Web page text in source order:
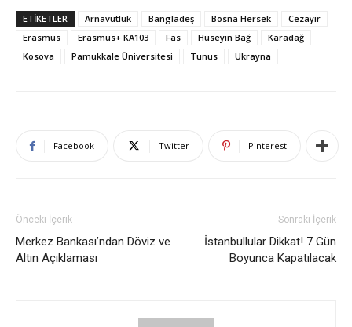
ETIKETLER Arnavutluk Bangladeş Bosna Hersek
Cezayir
Erasmus
Erasmus+ KA103 Fas Hüseyin Bağ
Karadağ
Kosova
Pamukkale Üniversitesi Tunus Ukrayna
Facebook Twitter Pinterest
Önceki İçerik
Merkez Bankası’ndan Döviz ve
Altın Açıklaması
Sonraki İçerik
İstanbullular Dikkat! 7 Gün
Boyunca Kapatılacak